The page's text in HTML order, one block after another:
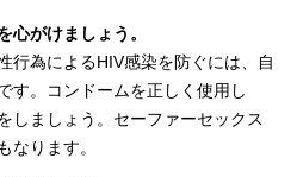
心がけましょう。
行為によるHIV感染を防ぐには、自
す。コンドームを正しく使用し
しましょう。セーファーセックス
なります。